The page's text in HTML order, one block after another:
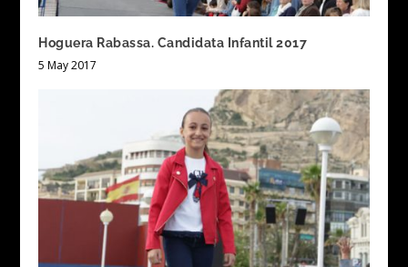
Hoguera Rabassa. Candidata Infantil 2017
5 May 2017